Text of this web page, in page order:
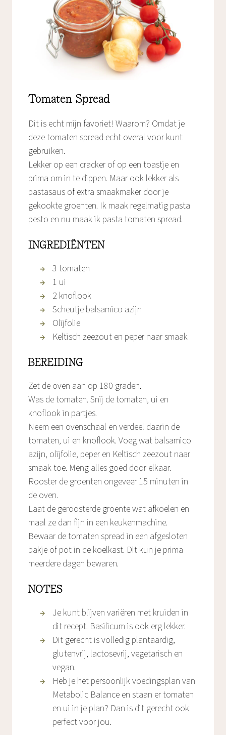
Tomaten Spread
Dit is echt mijn favoriet! Waarom? Omdat je
deze tomaten spread echt overal voor kunt
gebruiken.
Lekker op een cracker of op een toastje en
prima om in te dippen. Maar ook lekker als
pastasaus of extra smaakmaker door je
gekookte groenten. Ik maak regelmatig pasta
pesto en nu maak ik pasta tomaten spread.
INGREDIËNTEN
3 tomaten
1 ui
2 knoflook
Scheutje balsamico azijn
Olijfolie
Keltisch zeezout en peper naar smaak
BEREIDING
Zet de oven aan op 180 graden.
Was de tomaten. Snij de tomaten, ui en
knoflook in partjes.
Neem een ovenschaal en verdeel daarin de
tomaten, ui en knoflook. Voeg wat balsamico
azijn, olijfolie, peper en Keltisch zeezout naar
smaak toe. Meng alles goed door elkaar.
Rooster de groenten ongeveer 15 minuten in
de oven.
Laat de geroosterde groente wat afkoelen en
maal ze dan fijn in een keukenmachine.
Bewaar de tomaten spread in een afgesloten
bakje of pot in de koelkast. Dit kun je prima
meerdere dagen bewaren.
NOTES
Je kunt blijven variëren met kruiden in
dit recept. Basilicum is ook erg lekker.
Dit gerecht is volledig plantaardig,
glutenvrij, lactosevrij, vegetarisch en
vegan.
Heb je het persoonlijk voedingsplan van
Metabolic Balance en staan er tomaten
en ui in je plan? Dan is dit gerecht ook
perfect voor jou.